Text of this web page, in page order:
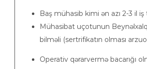
Baş mühasib kimi ən azı 2-3 il iş
Mühasibat uçotunun Beynəlxalq
bilməli (sertrifikatın olması
Operativ qərarvermə bacarığı